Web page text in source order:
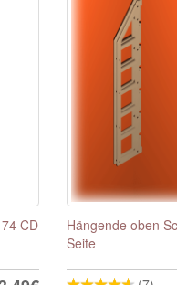
CD
Hängende oben
Seite